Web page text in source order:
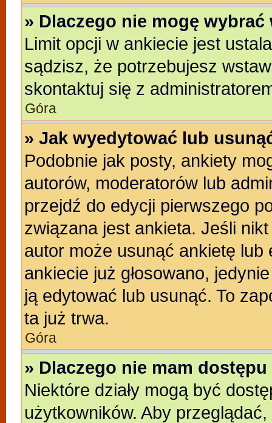
» Dlaczego nie mogę
Limit opcji w ankiecie jest
sądzisz, że potrzebujesz
skontaktuj się z
Góra
» Jak wyedytować lub
Podobnie jak posty, ankiety
autorów, moderatorów lub
przejdź do edycji pierwszego
związana jest ankieta. Jeśli
autor może usunąć ankietę
ankiecie już głosowano,
ją edytować lub usunąć. To
ta już trwa.
Góra
» Dlaczego nie mam dostępu
Niektóre działy mogą być
użytkowników. Aby